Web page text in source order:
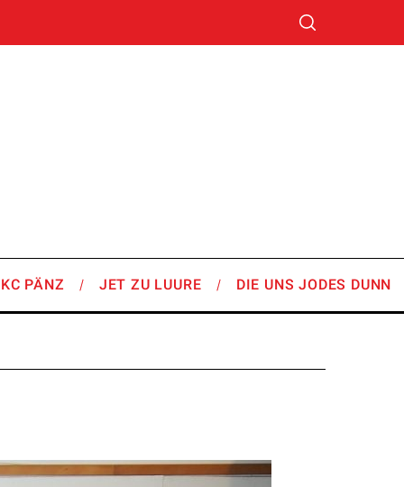
PÄNZ JET ZU LUURE DIE UNS JODES DUNN